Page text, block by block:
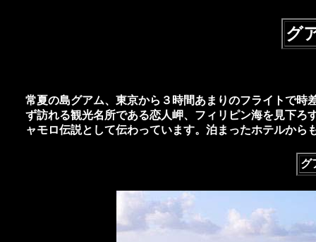
グ
常夏の島グアム、東京から３時間あまりのフライトで
ず訪れる観光名所である恋人岬、フィリピン海を見下
ャモロ伝説として伝わっています。泊まったホテルから
グ